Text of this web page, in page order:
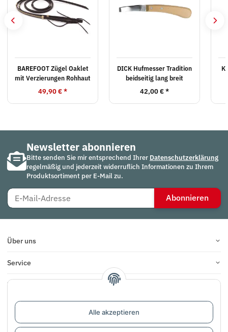
Alle akzeptieren
BAREFOOT Zügel Oaklet
mit Verzierungen Rohhaut
49,90 €*
DICK Hufmesser Tradition
beidseitig lang breit
42,00 €*
Newsletter abonnieren
Bitte senden Sie mir entsprechend Ihrer Datenschutzerklärung
regelmäßig und jederzeit widerruflich Informationen zu Ihrem
Produktsortiment per E-Mail zu.
Abonnieren
Über uns
Service
Infos
Bewertungen